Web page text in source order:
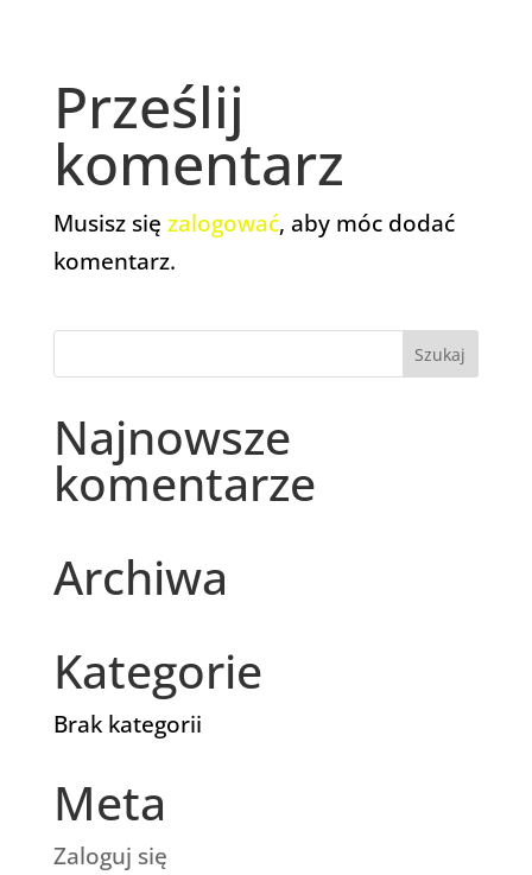
Prześlij
komentarz
Musisz się zalogować, aby móc dodać
komentarz.
Najnowsze
komentarze
Archiwa
Kategorie
Brak kategorii
Meta
Zaloguj się